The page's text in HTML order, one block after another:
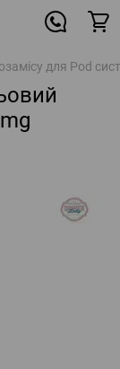
для Pod